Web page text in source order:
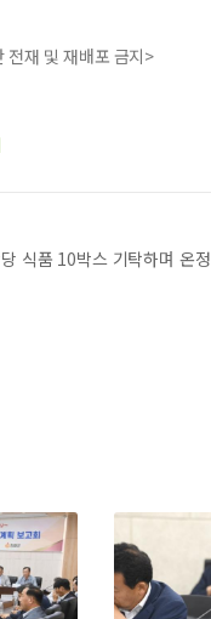
재 및 재배포 금지>
식품 10박스 기탁하며 온정